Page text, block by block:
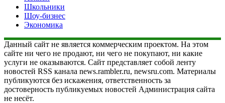
Школьники
Шоу-бизнес
Экономика
Данный сайт не является коммерческим проектом. На этом
сайте ни чего не продают, ни чего не покупают, ни какие
услуги не оказываются. Сайт представляет собой ленту
новостей RSS канала news.rambler.ru, newsru.com. Материалы
публикуются без искажения, ответственность за
достоверность публикуемых новостей Администрация сайта
не несёт.